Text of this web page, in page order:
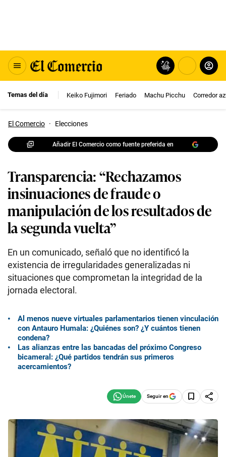
Temas del día Keiko Fujimori Feriado Machu Picchu Corredor
El Comercio · Elecciones
Añadir El Comercio como fuente preferida en
Transparencia: “Rechazamos
insinuaciones de fraude o
manipulación de los resultados de
la segunda vuelta”
En un comunicado, señaló que no identificó la
existencia de irregularidades generalizadas ni
situaciones que comprometan la integridad de la
jornada electoral.
Al menos nueve virtuales parlamentarios tienen vinculación
con Antauro Humala: ¿Quiénes son? ¿Y cuántos tienen
condena?
Las alianzas entre las bancadas del próximo Congreso
bicameral: ¿Qué partidos tendrán sus primeros
acercamientos?
Seguir en